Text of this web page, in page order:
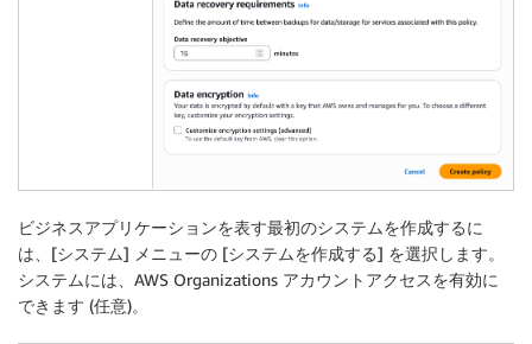
ビジネスアプリケーションを表す最初のシステムを作成するに
は、[システム] メニューの [システムを作成する] を選択します。
システムには、AWS Organizations アカウントアクセスを有効に
できます (任意)。